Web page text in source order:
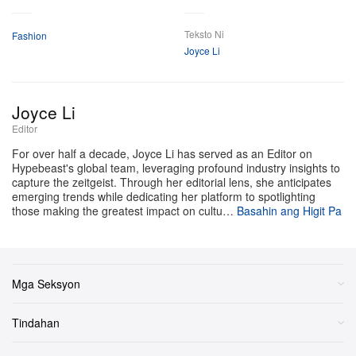
classic Stadium Jacket ang delivery—isang pirasong
Kumukumpleto sa transitional, layer‑ready na capsule
ang heavyweight tees, nylon windbreaker, at heritage
rugby jersey. Dinisenyo upang manatiling matibay at
relevant lampas sa iisang baseball season, walang
kahirap‑hirap na nagsasama‑sama ang bawat piraso
Ilalabas ang New York Yankees x Billionaire Boys Club
saBBCICECREAM
Fashion
Teksto Ni
Joyce Li
Joyce Li
Editor
For over half a decade, Joyce Li has served as an Editor on
Hypebeast's global team, leveraging profound industry insights to
capture the zeitgeist. Through her editorial lens, she anticipates
emerging trends while dedicating her platform to spotlighting
those making the greatest impact on cultu… Basahin ang Higit Pa
Mga Seksyon
Tindahan